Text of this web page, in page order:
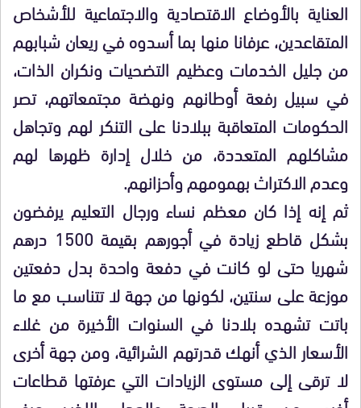
العناية بالأوضاع الاقتصادية والاجتماعية للأشخاص
المتقاعدين، عرفانا منها بما أسدوه في ريعان شبابهم
من جليل الخدمات وعظيم التضحيات ونكران الذات،
في سبيل رفعة أوطانهم ونهضة مجتمعاتهم، تصر
الحكومات المتعاقبة ببلادنا على التنكر لهم وتجاهل
مشاكلهم المتعددة، من خلال إدارة ظهرها لهم
وعدم الاكتراث بهمومهم وأحزانهم.
ثم إنه إذا كان معظم نساء ورجال التعليم يرفضون
بشكل قاطع زيادة في أجورهم بقيمة 1500 درهم
شهريا حتى لو كانت في دفعة واحدة بدل دفعتين
موزعة على سنتين، لكونها من جهة لا تتناسب مع ما
باتت تشهده بلادنا في السنوات الأخيرة من غلاء
الأسعار الذي أنهك قدرتهم الشرائية، ومن جهة أخرى
لا ترقى إلى مستوى الزيادات التي عرفتها قطاعات